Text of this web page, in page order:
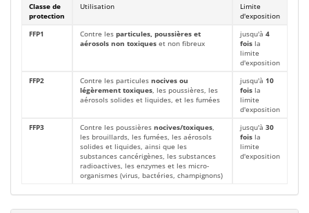
Classe de
protection
Utilisation
Limite
d'exposition
FFP1
Contre les particules, poussières et
aérosols non toxiques et non fibreux
jusqu'à 4
fois la
limite
d'exposition
FFP2
Contre les particules nocives ou
légèrement toxiques , les poussières, les
aérosols solides et liquides, et les fumées
jusqu'à 10
fois la
limite
d'exposition
FFP3
Contre les poussières nocives/toxiques
les brouillards, les fumées, les aérosols
solides et liquides, ainsi que les
substances cancérigènes, les substances
radioactives, les enzymes et les micro-
organismes (virus, bactéries, champignons)
jusqu'à 30
fois la
limite
d'exposition